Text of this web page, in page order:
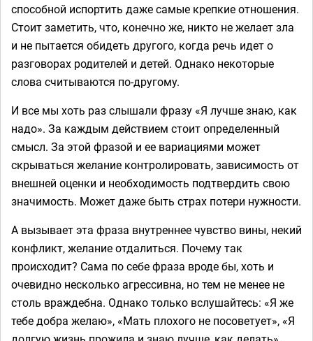
способной испортить даже самые крепкие отношения.
Стоит заметить, что, конечно же, никто не желает зла
и не пытается обидеть другого, когда речь идет о
разговорах родителей и детей. Однако некоторые
слова считываются по-другому.
И все мы хоть раз слышали фразу «Я лучше знаю, как
надо». За каждым действием стоит определенный
смысл. За этой фразой и ее вариациями может
скрываться желание контролировать, зависимость от
внешней оценки и необходимость подтвердить свою
значимость. Может даже быть страх потери нужности.
А вызывает эта фраза внутреннее чувство вины, некий
конфликт, желание отдалиться. Почему так
происходит? Сама по себе фраза вроде бы, хоть и
очевидно несколько агрессивна, но тем не менее не
столь враждебна. Однако только вслушайтесь: «Я же
тебе добра желаю», «Мать плохого не посоветует», «Я